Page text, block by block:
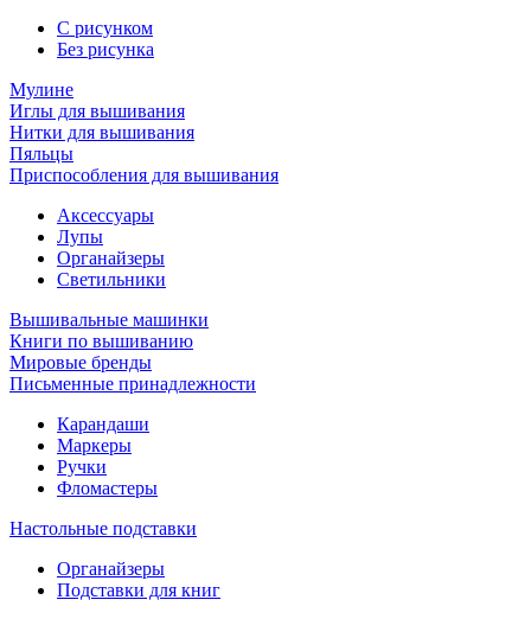
С рисунком
Без рисунка
Мулине
Иглы для вышивания
Нитки для вышивания
Пяльцы
Приспособления для вышивания
Аксессуары
Лупы
Органайзеры
Светильники
Вышивальные машинки
Книги по вышиванию
Мировые бренды
Письменные принадлежности
Карандаши
Маркеры
Ручки
Фломастеры
Настольные подставки
Органайзеры
Подставки для книг